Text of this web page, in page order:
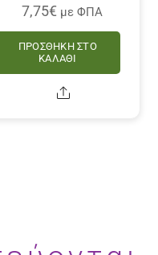
7,75€ με ΦΠΑ
ΠΡΟΣΘΉΚΗ ΣΤΟ
ΚΑΛΆΘΙ
Share